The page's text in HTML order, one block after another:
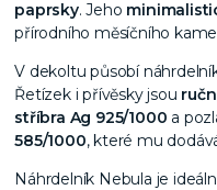
paprsky. Jeho
přírodního měsíčního
V dekoltu působí
Řetízek i přívěsky jsou
stříbra Ag 925/1000 a
585/1000, které mu
Náhrdelník Nebula je